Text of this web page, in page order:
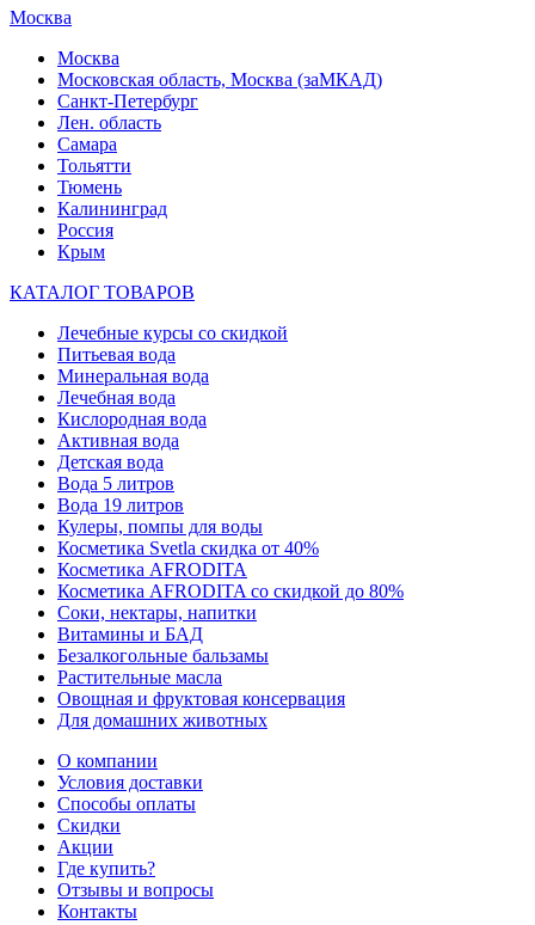
Москва
Москва
Московская область, Москва (заМКАД)
Санкт-Петербург
Лен. область
Самара
Тольятти
Тюмень
Калининград
Россия
Крым
КАТАЛОГ ТОВАРОВ
Лечебные курсы со скидкой
Питьевая вода
Минеральная вода
Лечебная вода
Кислородная вода
Активная вода
Детская вода
Вода 5 литров
Вода 19 литров
Кулеры, помпы для воды
Косметика Svetla скидка от 40%
Косметика AFRODITA
Косметика AFRODITA со скидкой до 80%
Соки, нектары, напитки
Витамины и БАД
Безалкогольные бальзамы
Растительные масла
Овощная и фруктовая консервация
Для домашних животных
О компании
Условия доставки
Способы оплаты
Скидки
Акции
Где купить?
Отзывы и вопросы
Контакты